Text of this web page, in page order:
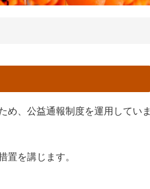
め、公益通報制度を運用していま
を講じます。